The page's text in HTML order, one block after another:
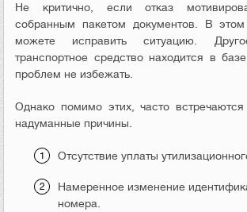
Не критично, если отказ
собранным пакетом документов. В
можете исправить ситуацию.
транспортное средство находится в
проблем не избежать.
Однако помимо этих, часто
надуманные причины.
Отсутствие уплаты
Намеренное изменение
номера.